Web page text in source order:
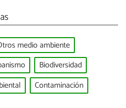
medio ambiente
Biodiversidad
Contaminación